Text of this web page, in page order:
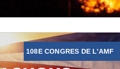
108E CONGRES DE L'AMF